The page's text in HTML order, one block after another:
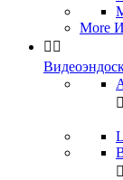
More
 

